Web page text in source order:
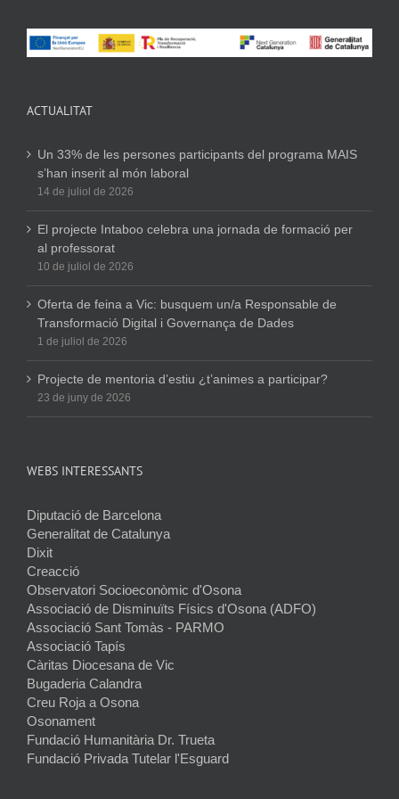
ACTUALITAT
Un 33% de les persones participants del programa MAIS
s’han inserit al món laboral
14 de juliol de 2026
El projecte Intaboo celebra una jornada de formació per
al professorat
10 de juliol de 2026
Oferta de feina a Vic: busquem un/a Responsable de
Transformació Digital i Governança de Dades
1 de juliol de 2026
Projecte de mentoria d’estiu ¿t’animes a participar?
23 de juny de 2026
WEBS INTERESSANTS
Diputació de Barcelona
Generalitat de Catalunya
Dixit
Creacció
Observatori Socioeconòmic d'Osona
Associació de Disminuïts Físics d'Osona (ADFO)
Associació Sant Tomàs - PARMO
Associació Tapís
Càritas Diocesana de Vic
Bugaderia Calandra
Creu Roja a Osona
Osonament
Fundació Humanitària Dr. Trueta
Fundació Privada Tutelar l'Esguard